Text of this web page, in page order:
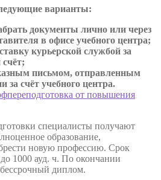
варианты:
документы лично или через
в офисе учебного центра;
курьерской службой за
письмом, отправленным
за счёт учебного центра.
от повышения
специалисты получают
образование,
новую профессию. Срок
1000 ауд. ч. По окончании
диплом.